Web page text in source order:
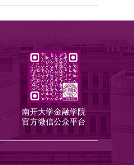
南开大学金融学院
官方微信公众平台